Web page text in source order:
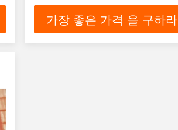
가장 좋은 가격 을 구하라